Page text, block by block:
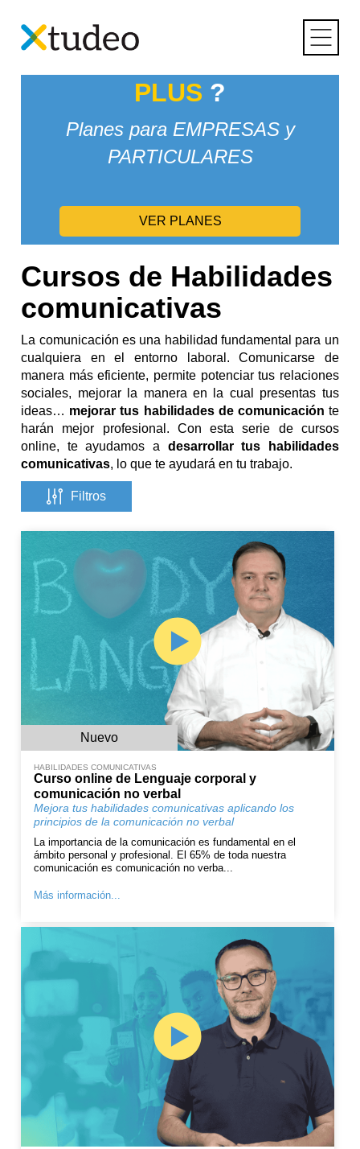
content
¿Conoces
PLUS ?
Planes para EMPRESAS y
PARTICULARES
VER PLANES
Cursos de Habilidades
comunicativas
La comunicación es una habilidad fundamental para un
cualquiera en el entorno laboral. Comunicarse de
manera más eficiente, permite potenciar tus relaciones
sociales, mejorar la manera en la cual presentas tus
ideas… mejorar tus habilidades de comunicación te
harán mejor profesional. Con esta serie de cursos
online, te ayudamos a desarrollar tus habilidades
comunicativas, lo que te ayudará en tu trabajo.
Filtros
Nuevo
HABILIDADES COMUNICATIVAS
Curso online de Lenguaje corporal y
comunicación no verbal
Mejora tus habilidades comunicativas aplicando los
principios de la comunicación no verbal
La importancia de la comunicación es fundamental en el
ámbito personal y profesional. El 65% de toda nuestra
comunicación es comunicación no verba...
Más información...